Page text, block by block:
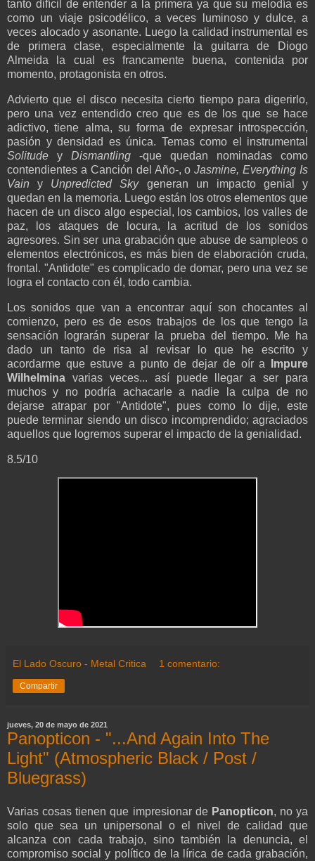
tanto difícil de entender a la primera ya que su melodía es
como un viaje psicodélico, a veces luminoso y dulce, a
veces alocado y asonante. Luego la calidad instrumental es
de primera clase, especialmente la guitarra de Diogo
Almeida la cual es francamente buena, contenida por
momento, protagonista en otros.
Advierto que el disco necesita cierto tiempo para digerirlo,
pero una vez entendido creo que es de los que se hace
adictivo, tiene alma, su forma de expresar introspección,
pasión y densidad es única. Temas como el instrumental
Solitude y Dismantling -que quedan nominadas como
contendientes a Canción del Año-, oJasmine, Everything Is
Vainy Unpredicted Skygeneran un impacto genial y
quedan en la memoria. Luego están los otros elementos que
hacen de un disco algo especial, los cambios, los valles de
paz, los ataques de locura, la acritud de los sonidos
agresores. Sin ser una grabación que abuse de sampleos o
elementos electrónicos, es más bien de elaboración cruda,
frontal. "Antidote" es complicado de domar, pero una vez se
logra el contacto con él, todo cambia.
Los sonidos que van a encontrar aquí son chocantes al
comienzo, pero es de esos trabajos de los que tengo la
sensación lograrán superar la prueba del tiempo. Me ha
dado un tanto de risa al revisar lo que he escrito y
acordarme que estuve a punto de dejar de oír a
Impure
Wilhelmina varias veces... así puede llegar a ser para
muchos y no podría achacarle a nadie la culpa de no
dejarse atrapar por "Antidote", pues como lo dije, este
puede terminar siendo un disco incomprendido; agraciados
aquellos que logremos superar el impacto de la genialidad.
8.5/10
El Lado Oscuro - Metal Critica 1 comentario:
Compartir
jueves, 20 de mayo de 2021
Panopticon - "...And Again Into The
Light" (Atmospheric Black / Post /
Bluegrass)
Varias cosas tienen que impresionar de Panopticon, no ya
solo que sea un unipersonal o el nivel de calidad que
alcanza con cada trabajo, sino también la denuncia, el
compromiso social y político de la lírica de cada grabación,